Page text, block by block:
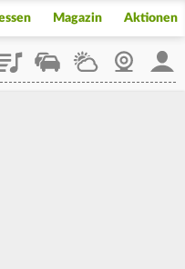
Magazin Aktionen
StaupilotWetterWebcam